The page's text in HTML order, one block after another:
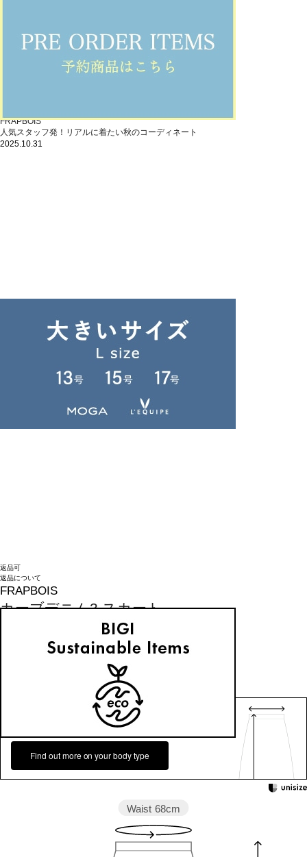
FRAPBOIS
人気スタッフ発！リアルに着たい秋のコーディネート
2025.10.31
返品可
返品について
FRAPBOIS
カーブデニム3 スカート
お気に入りアイテム登録数：15
158cm 51kgRecommended
Find out more on your body type
Waist 68cm